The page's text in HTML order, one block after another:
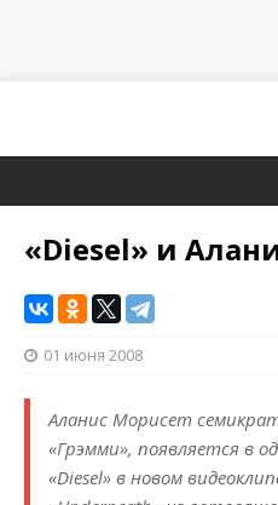
«Diesel» и
01 июня 2008
Аланис Морисет
«Грэмми», появляется в
«Diesel» в новом